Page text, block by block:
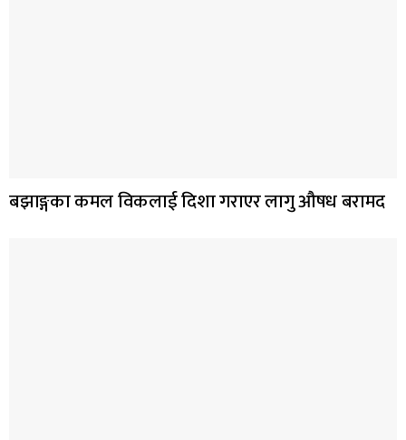
बझाङ्गका कमल विकलाई दिशा गराएर लागु औषध बरामद